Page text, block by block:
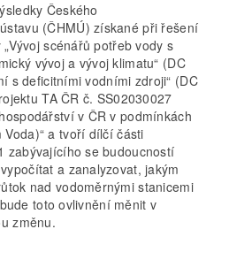
Českého
(ČHMÚ) získané při řešení
scénářů potřeb vody s
vývoj a vývoj klimatu“ (DC
s deficitními vodními zdroji“ (DC
TA ČR č. SS02030027
v ČR v podmínkách
a tvoří dílčí části
zabývajícího se budoucností
a zanalyzovat, jakým
nad vodoměrnými stanicemi
toto ovlivnění měnit v
změnu.